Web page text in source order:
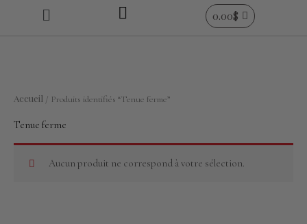
Menu 0.00$
Accueil / Produits identifiés “Tenue ferme”
Tenue ferme
Aucun produit ne correspond à votre sélection.